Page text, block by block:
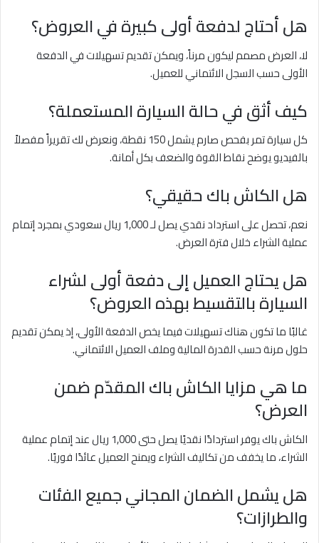
هل أحتاج لدفعة أولى كبيرة في العروض؟
لا، العرض مصمم ليكون مرناً، ويمكن تقديم تسهيلات في الدفعة
الأولى حسب السجل الائتماني للعميل.
كيف أثق في حالة السيارة المستعملة؟
كل سيارة تمر بفحص صارم يشمل 150 نقطة، ونعرض لك تقريراً مفصلاً
بالفيديو يوضح نقاط القوة والضعف بكل أمانة.
هل الكاش باك حقيقي؟
نعم، تحصل على استرداد نقدي يصل لـ 1,000 ريال سعودي بمجرد إتمام
عملية الشراء خلال فترة العرض.
هل يحتاج العميل إلى دفعة أولى لشراء
السيارة بالتقسيط بهذه العروض؟
غالبًا ما تكون هناك تسهيلات فيما يخص الدفعة الأولى، إذ يمكن تقديم
حلول مرنة حسب القدرة المالية وملف العميل الائتماني.
ما هي مزايا الكاش باك المقدّم ضمن
العرض؟
الكاش باك يوفر استردادًا نقديًا يصل حتى 1,000 ريال عند إتمام عملية
الشراء، ما يخفف من تكاليف الشراء ويمنح العميل عائدًا فوريًا.
هل يشمل الضمان المجاني جميع الفئات
والطرازات؟